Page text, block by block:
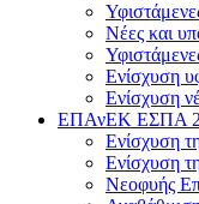
Νέες και
Ενίσχυση
Ενίσχυση
ΕΠΑνΕΚ ΕΣΠΑ
Ενίσχυση
Ενίσχυση
Νεοφυής